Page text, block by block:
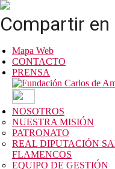
Compartir en
Mapa Web
CONTACTO
PRENSA
NOSOTROS
NUESTRA MISIÓN
PATRONATO
REAL DIPUTACIÓN
FLAMENCOS
EQUIPO DE GESTIÓN